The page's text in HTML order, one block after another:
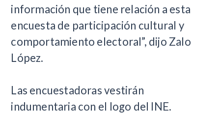
información que tiene relación a esta
encuesta de participación cultural y
comportamiento electoral”, dijo Zalo
López.
Las encuestadoras vestirán
indumentaria con el logo del INE.